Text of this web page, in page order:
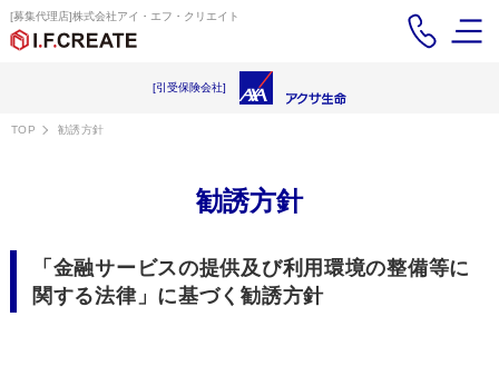
[募集代理店]株式会社アイ・エフ・クリエイト
[引受保険会社]
TOP 勧誘方針
勧誘方針
「金融サービスの提供及び利用環境の整備等に
関する法律」に基づく勧誘方針